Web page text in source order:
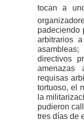
tocan a
padeciendo
arbitrarios
directivos
amenazas
requisas
tortuoso, el
la
pudieron
tres días de